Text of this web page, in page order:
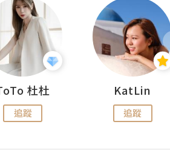
杜杜
追蹤
KatLin
追蹤